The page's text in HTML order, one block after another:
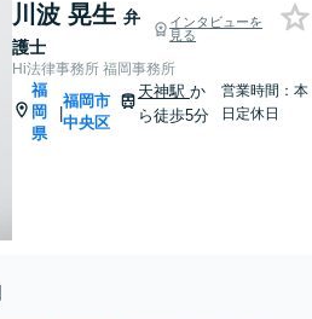
川波 晃生 弁
護士
インタビューを
見る
Hi法律事務所 福岡事務所
福
岡
県
|
福岡市
中央区
天神駅 か
ら徒歩5分
営業時間：本
日定休日